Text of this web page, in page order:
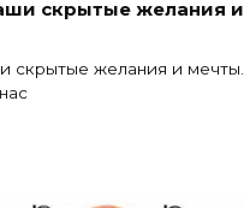
скрытые желания и
скрытые желания и мечты.